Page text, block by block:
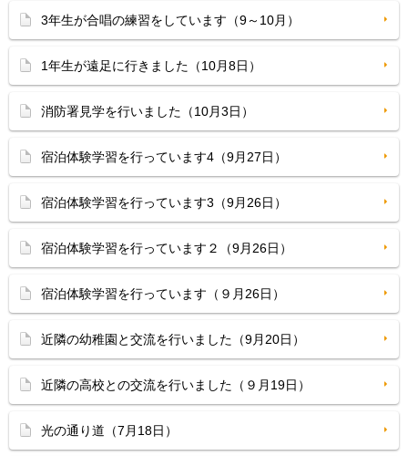
3年生が合唱の練習をしています（9～10月）
1年生が遠足に行きました（10月8日）
消防署見学を行いました（10月3日）
宿泊体験学習を行っています4（9月27日）
宿泊体験学習を行っています3（9月26日）
宿泊体験学習を行っています２（9月26日）
宿泊体験学習を行っています（９月26日）
近隣の幼稚園と交流を行いました（9月20日）
近隣の高校との交流を行いました（９月19日）
光の通り道（7月18日）